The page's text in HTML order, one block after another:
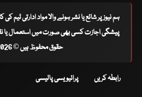
ہم نیوز پر شائع یا نشر ہونے والا مواد ادارتی ٹیم
پیشگی اجازت کسی بھی صورت میں استعمال یا
حقوق محفوظ ہیں © 2026
رابطہ کریں پرائیویسی پالیسی